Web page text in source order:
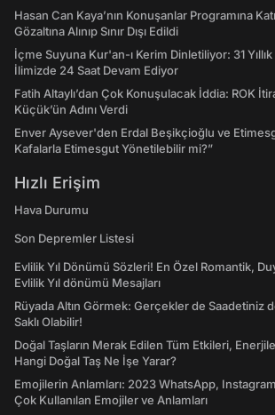
Hasan Can Kaya’nın Konuşanlar Programına
Gözaltına Alınıp Sınır Dışı Edildi
İçme Suyuna Kur'an-ı Kerim Dinletiliyor: 31 Yıllık
İlimizde 24 Saat Devam Ediyor
Fatih Altaylı’dan Çok Konuşulacak İddia: ROK
Küçük’ün Adını Verdi
Enver Aysever'den Erdal Beşikçioğlu ve
Kafalarla Etimesgut Yönetilebilir mi?”
Hızlı Erişim
Hava Durumu
Son Depremler Listesi
Evlilik Yıl Dönümü Sözleri! En Özel Romantik,
Evlilik Yıl dönümü Mesajları
Rüyada Altın Görmek: Gerçekler de Saadetiniz
Saklı Olabilir!
Doğal Taşların Merak Edilen Tüm Etkileri,
Hangi Doğal Taş Ne İşe Yarar?
Emojilerin Anlamları: 2023 WhatsApp,
Çok Kullanılan Emojiler ve Anlamları